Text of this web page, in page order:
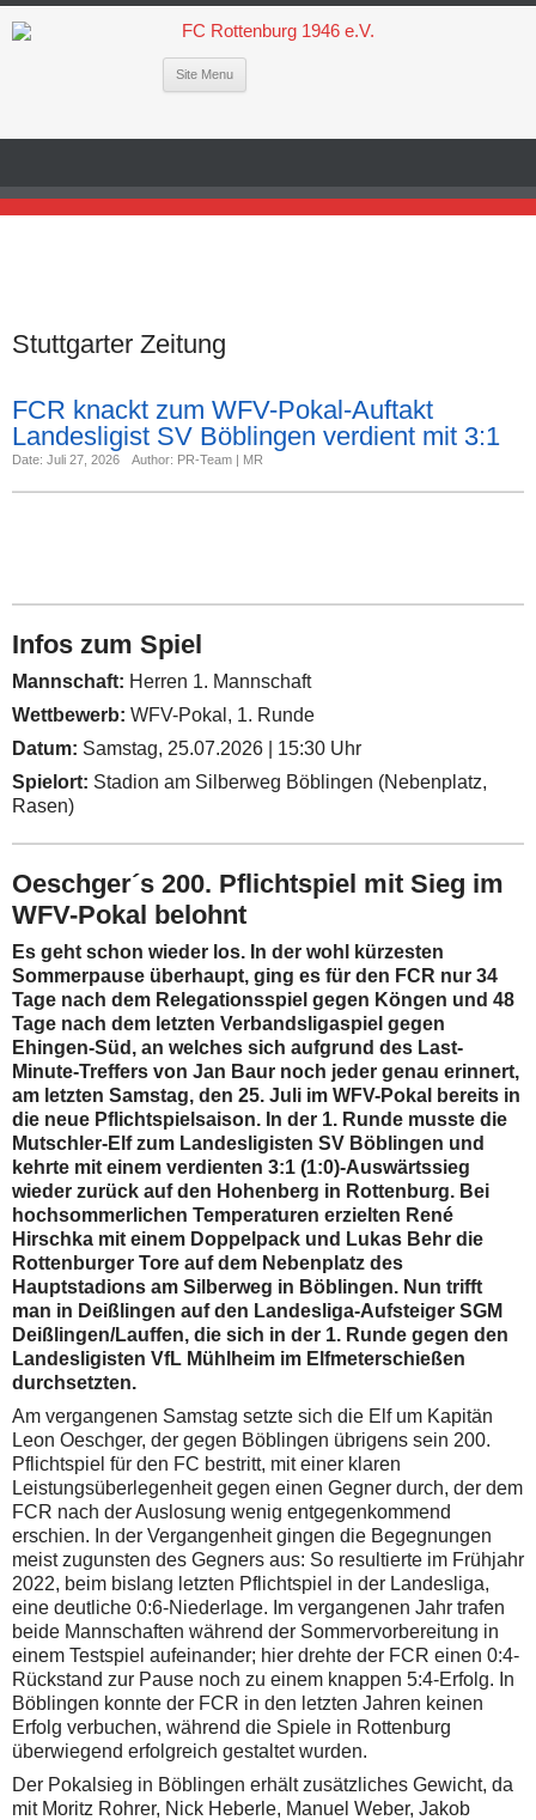
Site Menu
Stuttgarter Zeitung
FCR knackt zum WFV-Pokal-Auftakt
Landesligist SV Böblingen verdient mit 3:1
Date: Juli 27, 2026 Author: PR-Team | MR
Infos zum Spiel
Mannschaft: Herren 1. Mannschaft
Wettbewerb: WFV-Pokal, 1. Runde
Datum: Samstag, 25.07.2026 | 15:30 Uhr
Spielort: Stadion am Silberweg Böblingen (Nebenplatz,
Rasen)
Oeschger´s 200. Pflichtspiel mit Sieg im
WFV-Pokal belohnt
Es geht schon wieder los. In der wohl kürzesten
Sommerpause überhaupt, ging es für den FCR nur 34
Tage nach dem Relegationsspiel gegen Köngen und 48
Tage nach dem letzten Verbandsligaspiel gegen
Ehingen-Süd, an welches sich aufgrund des Last-
Minute-Treffers von Jan Baur noch jeder genau erinnert,
am letzten Samstag, den 25. Juli im WFV-Pokal bereits in
die neue Pflichtspielsaison. In der 1. Runde musste die
Mutschler-Elf zum Landesligisten SV Böblingen und
kehrte mit einem verdienten 3:1 (1:0)-Auswärtssieg
wieder zurück auf den Hohenberg in Rottenburg. Bei
hochsommerlichen Temperaturen erzielten René
Hirschka mit einem Doppelpack und Lukas Behr die
Rottenburger Tore auf dem Nebenplatz des
Hauptstadions am Silberweg in Böblingen. Nun trifft
man in Deißlingen auf den Landesliga-Aufsteiger SGM
Deißlingen/Lauffen, die sich in der 1. Runde gegen den
Landesligisten VfL Mühlheim im Elfmeterschießen
durchsetzten.
Am vergangenen Samstag setzte sich die Elf um Kapitän
Leon Oeschger, der gegen Böblingen übrigens sein 200.
Pflichtspiel für den FC bestritt, mit einer klaren
Leistungsüberlegenheit gegen einen Gegner durch, der dem
FCR nach der Auslosung wenig entgegenkommend
erschien. In der Vergangenheit gingen die Begegnungen
meist zugunsten des Gegners aus: So resultierte im Frühjahr
2022, beim bislang letzten Pflichtspiel in der Landesliga,
eine deutliche 0:6-Niederlage. Im vergangenen Jahr trafen
beide Mannschaften während der Sommervorbereitung in
einem Testspiel aufeinander; hier drehte der FCR einen 0:4-
Rückstand zur Pause noch zu einem knappen 5:4-Erfolg. In
Böblingen konnte der FCR in den letzten Jahren keinen
Erfolg verbuchen, während die Spiele in Rottenburg
überwiegend erfolgreich gestaltet wurden.
Der Pokalsieg in Böblingen erhält zusätzliches Gewicht, da
mit Moritz Rohrer, Nick Heberle, Manuel Weber, Jakob